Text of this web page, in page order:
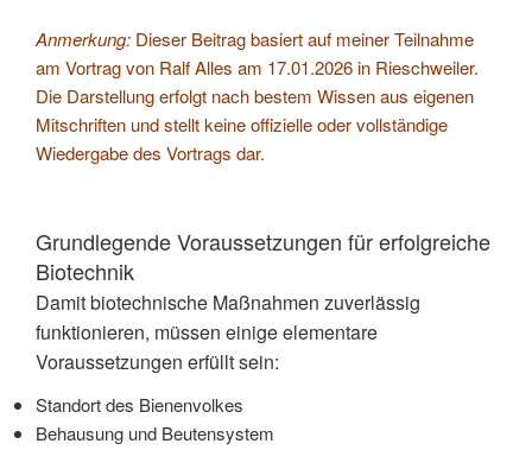
Anmerkung: Dieser Beitrag basiert auf meiner Teilnahme
am Vortrag von Ralf Alles am 17.01.2026 in Rieschweiler.
Die Darstellung erfolgt nach bestem Wissen aus eigenen
Mitschriften und stellt keine offizielle oder vollständige
Wiedergabe des Vortrags dar.
Grundlegende Voraussetzungen für erfolgreiche
Biotechnik
Damit biotechnische Maßnahmen zuverlässig
funktionieren, müssen einige elementare
Voraussetzungen erfüllt sein:
Standort des Bienenvolkes
Behausung und Beutensystem